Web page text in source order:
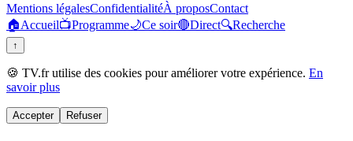
Mentions légalesConfidentialitéÀ proposContact
🏠Accueil📺Programme🌙Ce soir🔴Direct🔍Recherche
↑
🍪 TV.fr utilise des cookies pour améliorer votre expérience. En
savoir plus
Accepter Refuser